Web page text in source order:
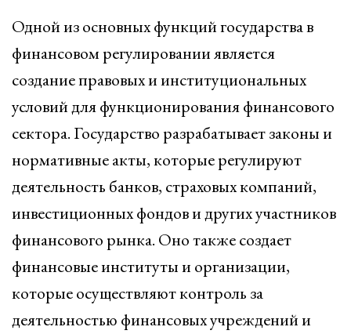
Одной из основных функций государства в
финансовом регулировании является
создание правовых и институциональных
условий для функционирования финансового
сектора. Государство разрабатывает законы и
нормативные акты, которые регулируют
деятельность банков, страховых компаний,
инвестиционных фондов и других участников
финансового рынка. Оно также создает
финансовые институты и организации,
которые осуществляют контроль за
деятельностью финансовых учреждений и